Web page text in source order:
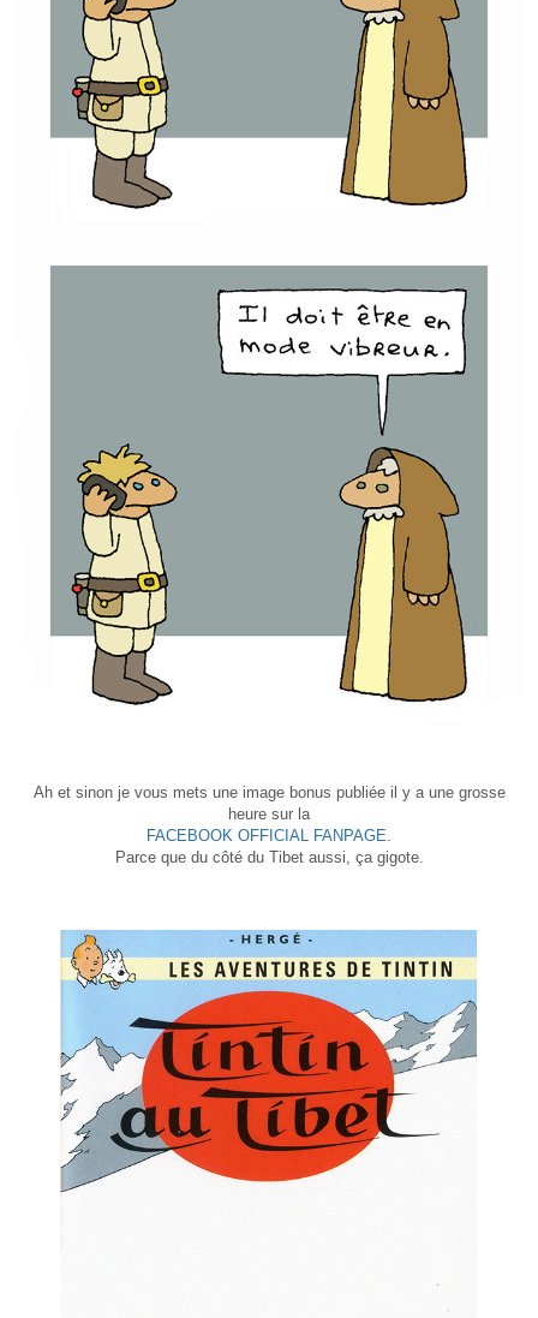
Ah et sinon je vous mets une image bonus publiée il y a une grosse
heure sur la
FACEBOOK OFFICIAL FANPAGE
Parce que du côté du Tibet aussi, ça gigote.